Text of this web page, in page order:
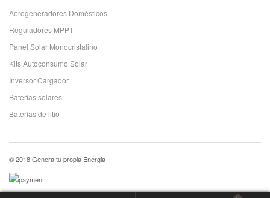
Aerogeneradores Domésticos
Reguladores MPPT
Panel Solar Monocristalino
Kits Autoconsumo Solar
Inversor Cargador
Baterías solares
Baterías de litio
© 2018 Genera tu propia Energia